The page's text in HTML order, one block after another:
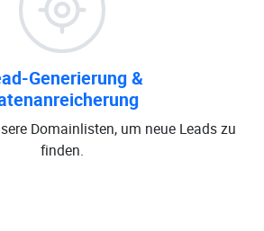
Generierung &
Domainlisten, um neue Leads zu
finden.